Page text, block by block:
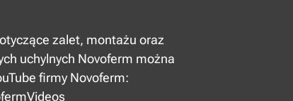
zalet, montażu oraz
uchylnych Novoferm można
firmy Novoferm: